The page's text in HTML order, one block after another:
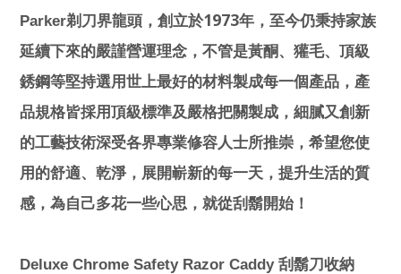
Parker剃刀界龍頭，創立於1973年，至今仍秉持家族
延續下來的嚴謹營運理念，不管是黃酮、獾毛、頂級
銹鋼等堅持選用世上最好的材料製成每一個產品，產
品規格皆採用頂級標準及嚴格把關製成，細膩又創新
的工藝技術深受各界專業修容人士所推崇，希望您使
用的舒適、乾淨，展開嶄新的每一天，提升生活的質
感，為自己多花一些心思，就從刮鬍開始！
Deluxe Chrome Safety Razor Caddy 刮鬍刀收納